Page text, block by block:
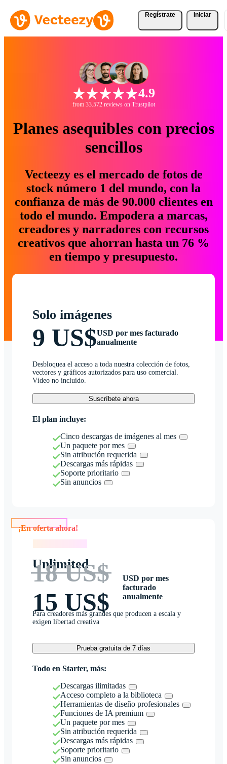
Regístrate Iniciar
4.9
from 33.572 reviews on Trustpilot
Planes asequibles con precios
sencillos
Vecteezy es el mercado de fotos de
stock número 1 del mundo, con la
confianza de más de 90.000 clientes en
todo el mundo. Empodera a marcas,
creadores y narradores con recursos
creativos que ahorran hasta un 76 %
en tiempo y presupuesto.
Solo imágenes
9 US$USD por mes facturado
anualmente
Desbloquea el acceso a toda nuestra colección de fotos,
vectores y gráficos autorizados para uso comercial.
Vídeo no incluido.
Suscríbete ahora
El plan incluye:
Cinco descargas de imágenes al mes
Un paquete por mes
Sin atribución requerida
Descargas más rápidas
Soporte prioritario
Sin anuncios
Unlimited
18 US$
15 US$
USD por mes
facturado
anualmente
Para creadores más grandes que producen a escala y
exigen libertad creativa
Prueba gratuita de 7 días
Todo en Starter, más:
Descargas ilimitadas
Acceso completo a la biblioteca
Herramientas de diseño profesionales
Funciones de IA premium
Un paquete por mes
Sin atribución requerida
Descargas más rápidas
Soporte prioritario
Sin anuncios